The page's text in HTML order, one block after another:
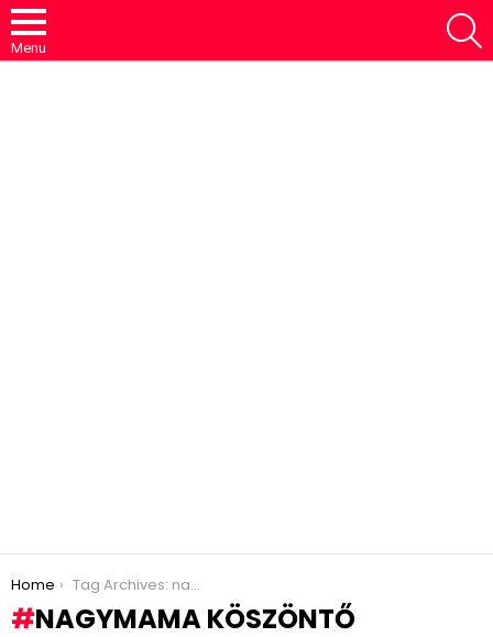
Menu
You are here:
Home Tag Archives: nagymama köszöntő
NAGYMAMA KÖSZÖNTŐ